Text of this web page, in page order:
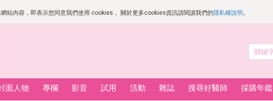
站內容，即表示您同意我們使用 cookies， 關於更多cookies資訊請閱讀我們的隱私權說明 。
面人物 專欄 影音 試用 活動 雜誌 搜尋好醫師 採購年鑑